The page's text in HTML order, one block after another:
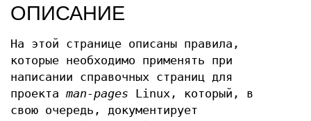
ОПИСАНИЕ
На этой странице описаны правила,
которые необходимо применять при
написании справочных страниц для
проекта man-pages Linux, который, в
свою очередь, документирует